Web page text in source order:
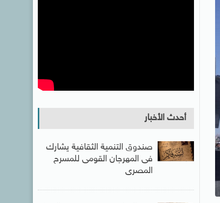
أحدث الأخبار
صندوق التنمية الثقافية يشارك
فى المهرجان القومى للمسرح
المصرى